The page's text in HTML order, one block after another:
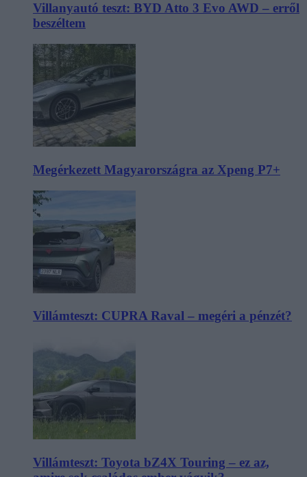
Villanyautó teszt: BYD Atto 3 Evo AWD – erről
beszéltem
Megérkezett Magyarországra az Xpeng P7+
Villámteszt: CUPRA Raval – megéri a pénzét?
Villámteszt: Toyota bZ4X Touring – ez az,